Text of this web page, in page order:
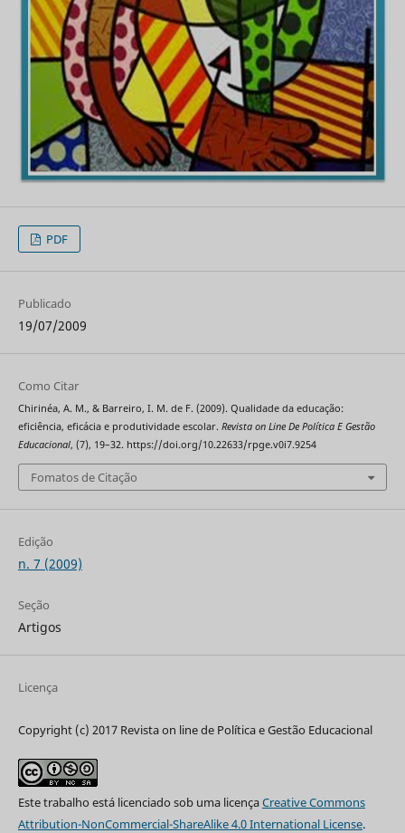
PDF
Publicado
19/07/2009
Como Citar
Chirinéa, A. M., & Barreiro, I. M. de F. (2009). Qualidade da educação:
eficiência, eficácia e produtividade escolar. Revista on Line De Política E Gestão
Educacional, (7), 19–32. https://doi.org/10.22633/rpge.v0i7.9254
Fomatos de Citação
Edição
n. 7 (2009)
Seção
Artigos
Licença
Copyright (c) 2017 Revista on line de Política e Gestão Educacional
Este trabalho está licenciado sob uma licençaCreative Commons
Attribution-NonCommercial-ShareAlike 4.0 International License.